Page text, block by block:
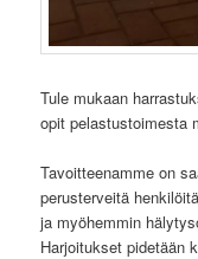
Tule mukaan
opit pelastustoimesta
Tavoitteenamme on
perusterveitä
ja myöhemmin
Harjoitukset pidetään